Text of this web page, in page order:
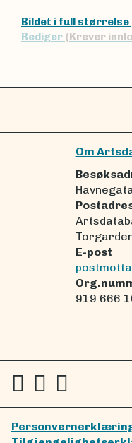
Bildet i full størrelse
Rediger (Krever
Om
E-post
919 666